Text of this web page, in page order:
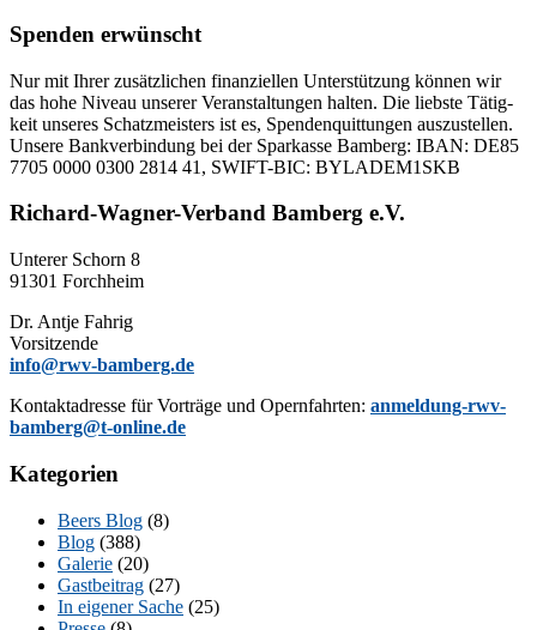
Spenden erwünscht
Nur mit Ih­rer zu­sätz­li­chen fi­nan­zi­el­len Un­ter­stüt­zung kön­nen wir
das hohe Ni­veau un­se­rer Ver­an­stal­tun­gen hal­ten. Die liebs­te Tä­tig­
keit un­se­res Schatz­meis­ters ist es, Spen­den­quit­tun­gen aus­zu­stel­len.
Un­se­re Bank­ver­bin­dung bei der Spar­kas­se Bam­berg: IBAN: DE85
7705 0000 0300 2814 41, SWIFT-BIC: BYLADEM1SKB
Richard-Wagner-Verband Bamberg e.V.
Un­te­rer Schorn 8
91301 Forchheim
Dr. Ant­je Fahrig
Vorsitzende
info@rwv-bamberg.de
Kon­takt­adres­se für Vor­trä­ge und Opern­fahr­ten: anmeldung-rwv-
bamberg@t-online.de
Kategorien
Beers Blog (8)
Blog (388)
Galerie (20)
Gastbeitrag (27)
In eigener Sache (25)